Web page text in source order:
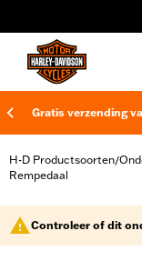
Gratis verzending
H-D Productsoorten/
Rempedaal
Controleer of dit